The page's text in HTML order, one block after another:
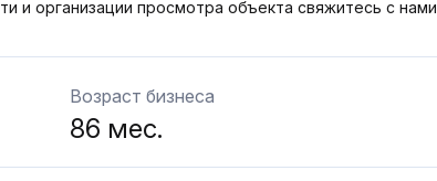
и организации просмотра объекта свяжитесь с
Возраст бизнеса
86 мес.